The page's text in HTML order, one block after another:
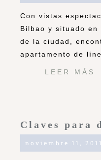
Con vistas
Bilbao y situado
de la ciudad,
apartamento de
LEER MÁS
Claves para
noviembre 11,